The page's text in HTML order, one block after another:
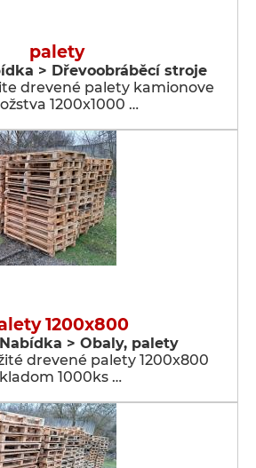
palety
> Dřevoobráběcí stroje
drevené palety kamionove
1200x1000 …
1200x800
> Obaly, palety
drevené palety 1200x800
1000ks …